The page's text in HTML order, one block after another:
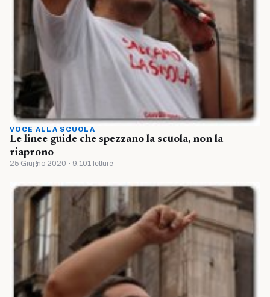
VOCE ALLA SCUOLA
Le linee guide che spezzano la scuola, non la
riaprono
25 Giugno 2020 · 9.101 letture